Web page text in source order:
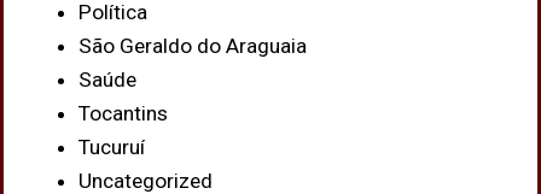
Política
São Geraldo do Araguaia
Saúde
Tocantins
Tucuruí
Uncategorized